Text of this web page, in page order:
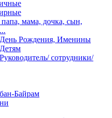
мама, дочка, сын,
Рождения, Именины
сотрудники/
Байрам